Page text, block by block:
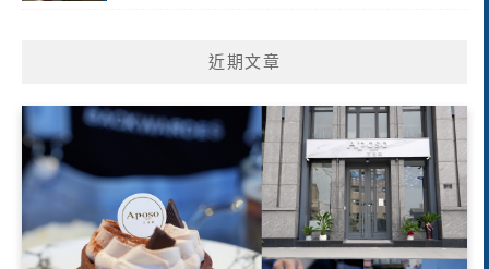
近期文章